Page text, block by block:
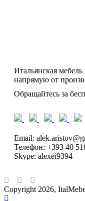
Итальянская
напрямую от
Обращайтесь за
Email:
Телефон: +393 40
Skype: alexei9394
Copyright 2026,